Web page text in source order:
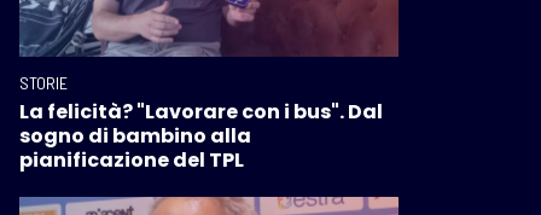
STORIE
La felicità? "Lavorare con i bus". Dal
sogno di bambino alla
pianificazione del TPL